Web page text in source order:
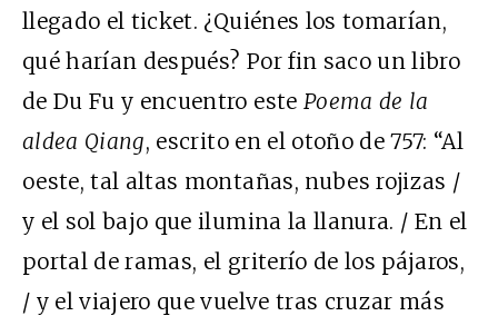
llegado el ticket. ¿Quiénes los tomarían,
qué harían después? Por fin saco un libro
de Du Fu y encuentro este Poema de la
aldea Qiang, escrito en el otoño de 757: “Al
oeste, tal altas montañas, nubes rojizas /
y el sol bajo que ilumina la llanura. / En el
portal de ramas, el griterío de los pájaros,
/ y el viajero que vuelve tras cruzar más